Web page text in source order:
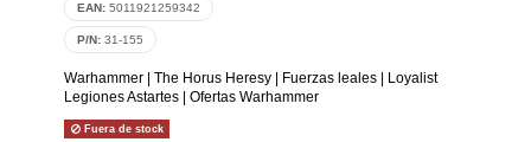
EAN: 5011921259342
P/N: 31-155
Warhammer| The Horus Heresy| Fuerzas leales|
Loyalist
Legiones Astartes| Ofertas Warhammer
Fuera de stock